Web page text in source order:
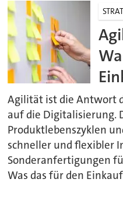
Agilität ist die Antwort
auf die Digitalisierung.
Produktlebenszyklen
schneller und flexibler
Sonderanfertigungen
Was das für den